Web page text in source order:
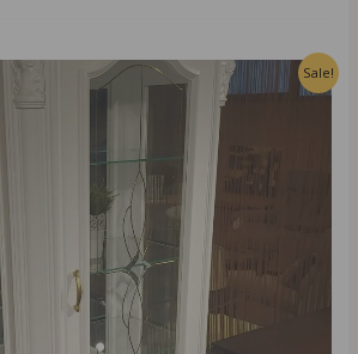
Sale!
€.
Current
price
1235,00 €.